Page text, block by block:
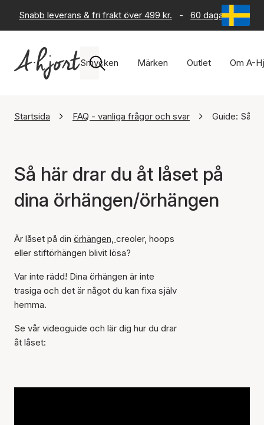
Snabb leverans & fri frakt över 499 kr. - 60 dagars
Smycken Märken Outlet Om A-
Startsida FAQ - vanliga frågor och svar Guide: Så
Så här drar du åt låset på
dina örhängen/örhängen
Är låset på din örhängen, creoler, hoops
eller stiftörhängen blivit lösa?
Var inte rädd! Dina örhängen är inte
trasiga och det är något du kan fixa själv
hemma.
Se vår videoguide och lär dig hur du drar
åt låset: